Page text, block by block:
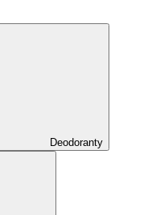
Deodoranty